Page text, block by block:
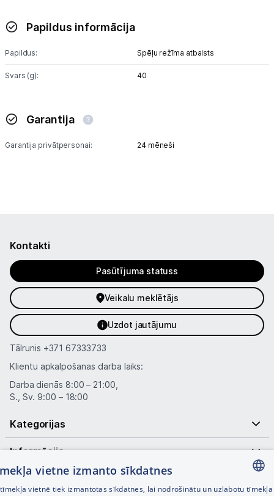
Papildus informācija
Papildus: Spēļu režīma atbalsts
Svars (g): 40
Garantija
Garantija privātpersonai: 24 mēneši
Kontakti
Pasūtījuma statuss
Veikalu meklētājs
Uzdot jautājumu
Tālrunis +371 67333733
Klientu apkalpošanas darba laiks:
Darba dienās 8:00 – 21:00,
S., Sv. 9:00 – 18:00
Kategorijas
Informācija
Noderīgas saites
vietne izmanto sīkdatnes
vietnē tiek izmantotas sīkdatnes, lai nodrošinātu un uzlabotu tīmekļa